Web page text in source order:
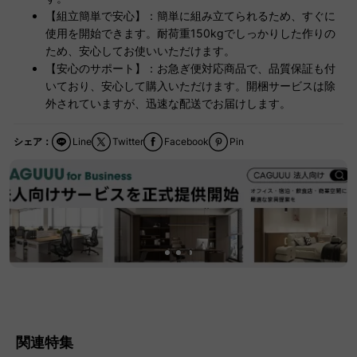
【組立簡単で安心】：簡単に組み立てられるため、すぐに
使用を開始できます。耐荷重150kgでしっかりした作りの
ため、安心してお使いいただけます。
【安心のサポート】：お急ぎ便対応商品で、品質保証も付
いており、安心して購入いただけます。開梱サービスは除
外されていますが、迅速な配送でお届けします。
シェア： Facebook
Twitter Pin
Line
関連特集